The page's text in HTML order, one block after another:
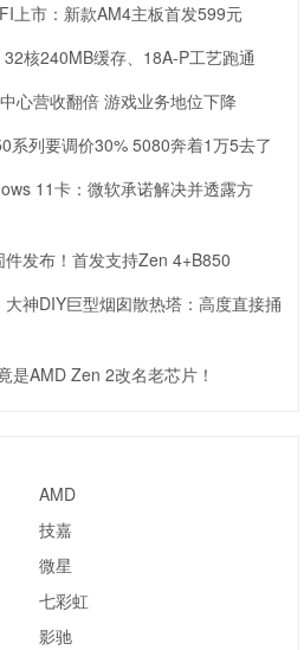
上市：新款AM4主板首发599元
核240MB缓存、18A-P工艺跑通
心营收翻倍 游戏业务地位下降
系列要调价30% 5080奔着1万5去了
11卡：微软承诺解决并透露方
发布！首发支持Zen 4+B850
神DIY巨型烟囱散热塔：高度直接捅
是AMD Zen 2改名老芯片！
AMD
技嘉
微星
七彩虹
影驰